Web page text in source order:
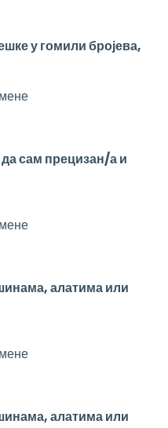
у гомили бројева,
сам прецизан/а и
алатима или
алатима или